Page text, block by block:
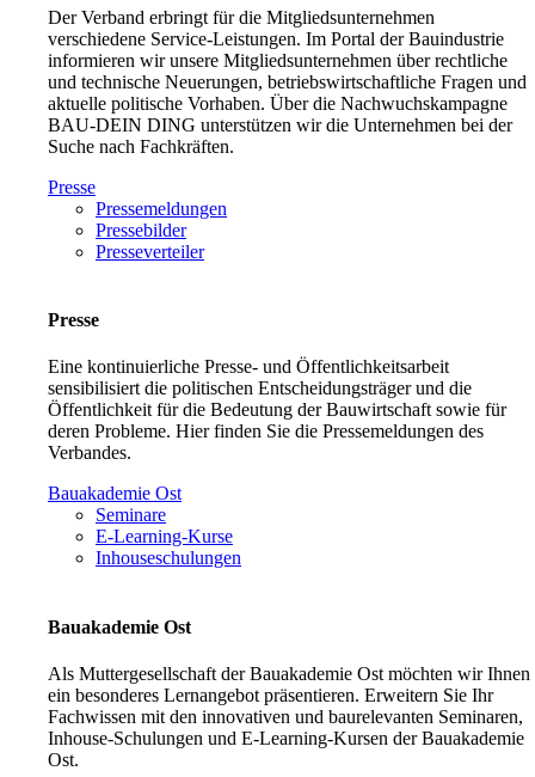
Der Verband erbringt für die Mitgliedsunternehmen
verschiedene Service-Leistungen. Im Portal der Bauindustrie
informieren wir unsere Mitgliedsunternehmen über rechtliche
und technische Neuerungen, betriebswirtschaftliche Fragen und
aktuelle politische Vorhaben. Über die Nachwuchskampagne
BAU-DEIN DING unterstützen wir die Unternehmen bei der
Suche nach Fachkräften.
Presse
Pressemeldungen
Pressebilder
Presseverteiler
Presse
Eine kontinuierliche Presse- und Öffentlichkeitsarbeit
sensibilisiert die politischen Entscheidungsträger und die
Öffentlichkeit für die Bedeutung der Bauwirtschaft sowie für
deren Probleme. Hier finden Sie die Pressemeldungen des
Verbandes.
Bauakademie Ost
Seminare
E-Learning-Kurse
Inhouseschulungen
Bauakademie Ost
Als Muttergesellschaft der Bauakademie Ost möchten wir Ihnen
ein besonderes Lernangebot präsentieren. Erweitern Sie Ihr
Fachwissen mit den innovativen und baurelevanten Seminaren,
Inhouse-Schulungen und E-Learning-Kursen der Bauakademie
Ost.